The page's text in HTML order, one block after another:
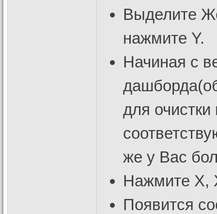
Выделите
нажмите Y.
Начиная с
для
же у Вас
Нажмите X,
Появится